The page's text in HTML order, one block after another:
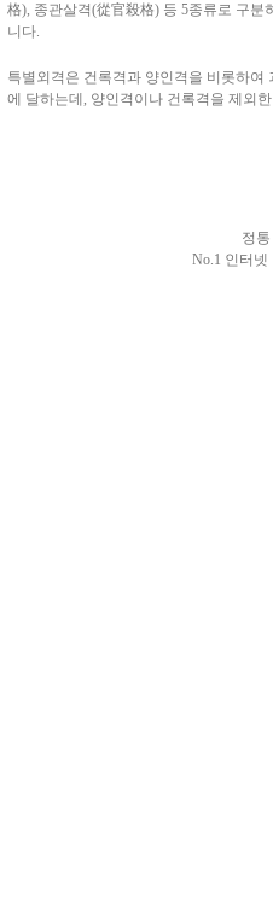
格), 종관살격(從官殺格) 등 5종류로 구
니다.
특별외격은 건록격과 양인격을 비롯하여
에 달하는데, 양인격이나 건록격을 제외
정
No.1 인터넷